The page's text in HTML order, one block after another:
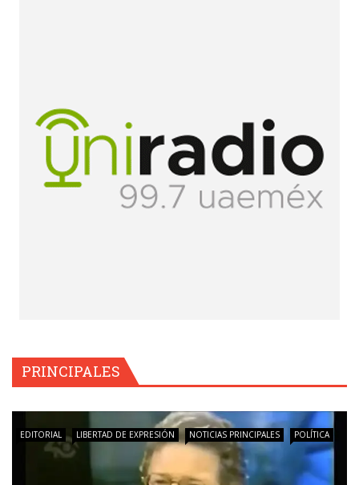
PRINCIPALES
EDITORIAL LIBERTAD DE EXPRESIÓN NOTICIAS PRINCIPALES POLÍTICA